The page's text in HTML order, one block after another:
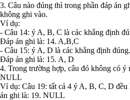
3. Câu nào đúng thì trong phần đáp án
không ghi vào.
Ví dụ:
- Câu 14: ý A, B, C là các khẳng định
Đáp án ghi là: 14. A,B,C
- Câu 15: ý A, D là các khẳng định
Đáp án ghi là: 15. A, D
4. Trong trường hợp, câu đó không có ý
NULL
Ví dụ: Câu 19: tất cả 4 ý A, B, C, D
án ghi là: 19. NULL